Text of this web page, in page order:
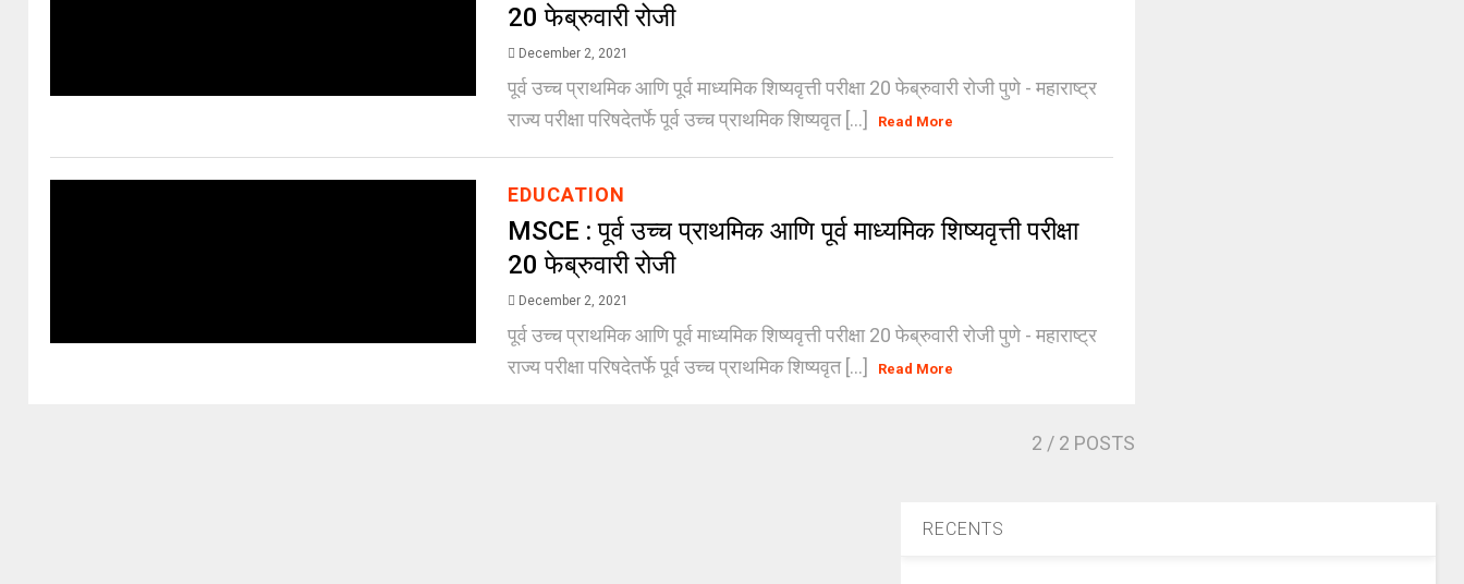
20 फेब्रुवारी रोजी
December 2, 2021
पूर्व उच्च प्राथमिक आणि पूर्व माध्यमिक शिष्यवृत्ती परीक्षा 20 फेब्रुवारी रोजी पुणे - महाराष्ट्र
राज्य परीक्षा परिषदेतर्फे पूर्व उच्च प्राथमिक शिष्यवृत [...]
Read More
EDUCATION
MSCE : पूर्व उच्च प्राथमिक आणि पूर्व माध्यमिक शिष्यवृत्ती परीक्षा
20 फेब्रुवारी रोजी
December 2, 2021
पूर्व उच्च प्राथमिक आणि पूर्व माध्यमिक शिष्यवृत्ती परीक्षा 20 फेब्रुवारी रोजी पुणे - महाराष्ट्र
राज्य परीक्षा परिषदेतर्फे पूर्व उच्च प्राथमिक शिष्यवृत [...]
Read More
2 / 2 POSTS
RECENTS